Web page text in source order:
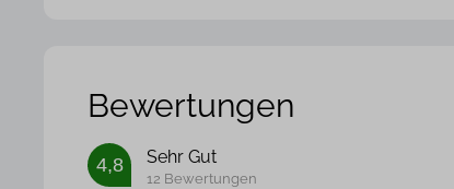
Bewertungen
4,8 Sehr Gut
12 Bewertungen